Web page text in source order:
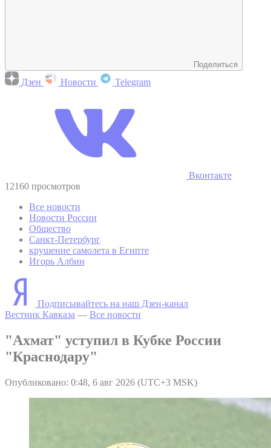
Поделиться
Дзен Новости Telegram
Вконтакте
12160 просмотров
Все новости
Новости России
Общество
Санкт-Петербург
крушение самолета в Египте
Игорь Албин
Подписывайтесь на наш Дзен-канал
Вестник Кавказа — Все новости
"Ахмат" уступил в Кубке России
"Краснодару"
Опубликовано: 0:48, 6 авг 2026 (UTC+3 MSK)